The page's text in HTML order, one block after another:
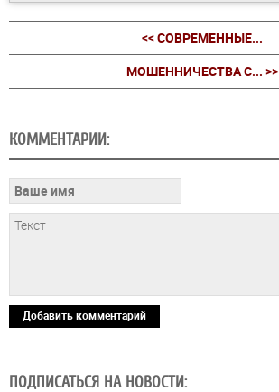
<< СОВРЕМЕННЫЕ...
МОШЕННИЧЕСТВА С... >>
КОММЕНТАРИИ:
Добавить комментарий
ПОДПИСАТЬСЯ НА НОВОСТИ: